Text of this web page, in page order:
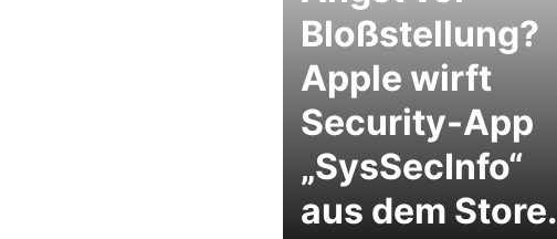
Bloßstellung?
Apple wirft
Security-App
„SysSecInfo“
aus dem Store.